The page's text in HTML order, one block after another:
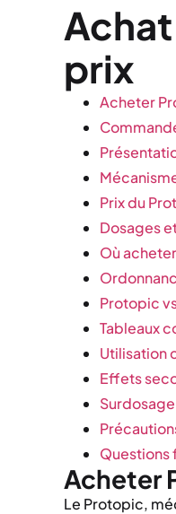
prix
Acheter
Prix du
Dosages
Où
Protopic
Tableaux
Utilisation
Effets
Questions
Acheter
Le Protopic,